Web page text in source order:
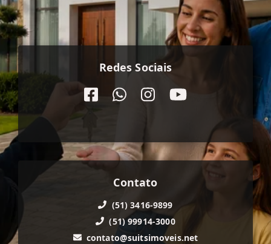
Redes Sociais
Contato
(51) 3416-9899
(51) 99914-3000
contato@suitsimoveis.net